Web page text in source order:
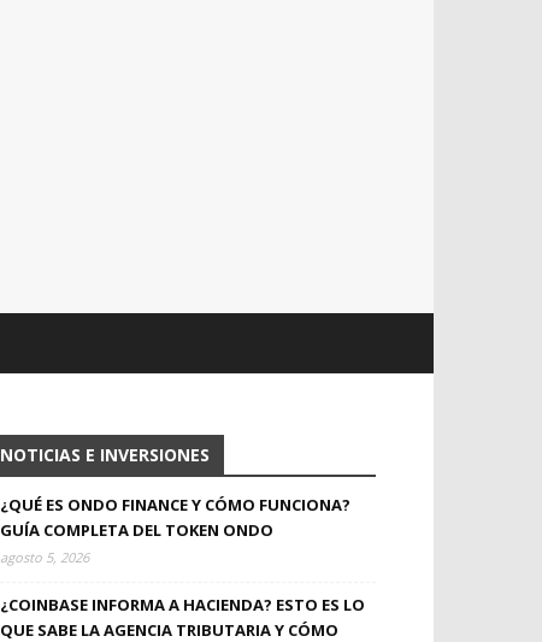
NOTICIAS E INVERSIONES
¿QUÉ ES ONDO FINANCE Y CÓMO FUNCIONA?
GUÍA COMPLETA DEL TOKEN ONDO
agosto 5, 2026
¿COINBASE INFORMA A HACIENDA? ESTO ES LO
QUE SABE LA AGENCIA TRIBUTARIA Y CÓMO